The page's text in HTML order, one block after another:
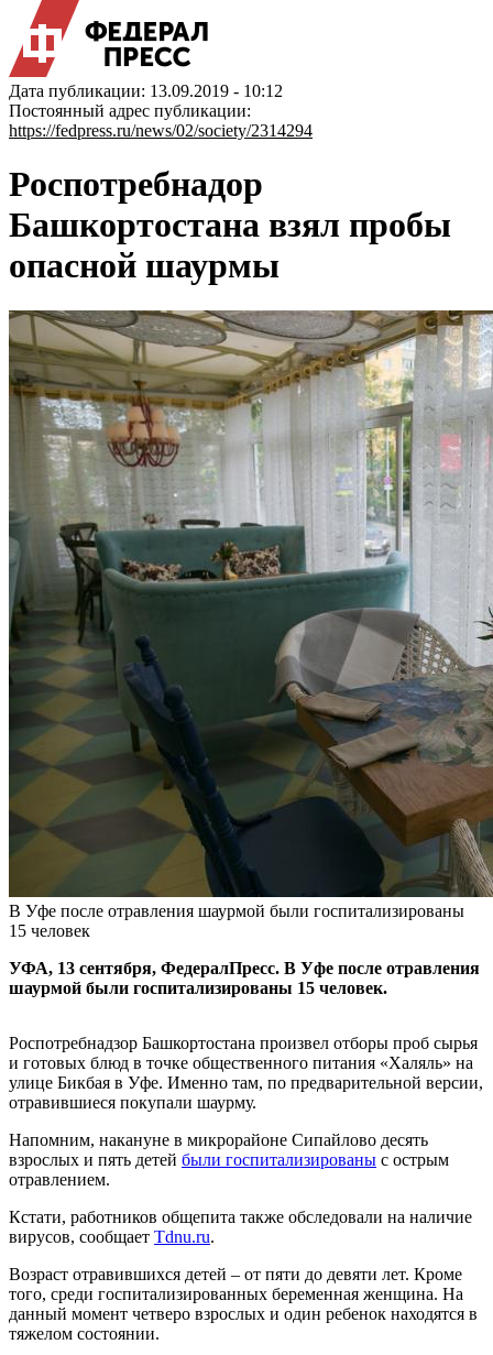
Дата публикации: 13.09.2019 - 10:12
Постоянный адрес публикации:
https://fedpress.ru/news/02/society/2314294
Роспотребнадор
Башкортостана взял пробы
опасной шаурмы
В Уфе после отравления шаурмой были госпитализированы
15 человек
УФА, 13 сентября, ФедералПресс. В Уфе после отравления
шаурмой были госпитализированы 15 человек.
Роспотребнадзор Башкортостана произвел отборы проб сырья
и готовых блюд в точке общественного питания «Халяль» на
улице Бикбая в Уфе. Именно там, по предварительной версии,
отравившиеся покупали шаурму.
Напомним, накануне в микрорайоне Сипайлово десять
взрослых и пять детей были госпитализированы с острым
отравлением.
Кстати, работников общепита также обследовали на наличие
вирусов, сообщает Tdnu.ru.
Возраст отравившихся детей – от пяти до девяти лет. Кроме
того, среди госпитализированных беременная женщина. На
данный момент четверо взрослых и один ребенок находятся в
тяжелом состоянии.